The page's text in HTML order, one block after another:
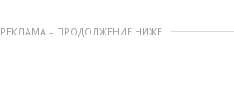
РЕКЛАМА – ПРОДОЛЖЕНИЕ НИЖЕ